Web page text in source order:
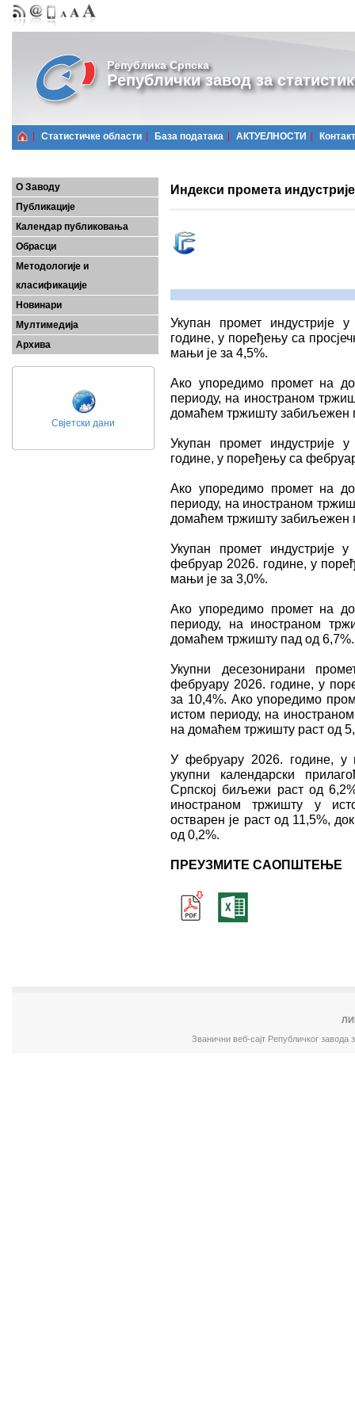
Република Српска
Републички завод за
Статистичке области Базa података АКТУЕЛНОСТИ Контакт
О Заводу
Публикације
Календар публиковања
Обрасци
Методологије и
класификације
Новинари
Мултимедија
Архива
Свјетски дани
Индекси промета
Укупан промет индустрије
године, у поређењу са
мањи је за 4,5%.
Ако упоредимо промет на
периоду, на иностраном
домаћем тржишту забиљежен
Укупан промет индустрије
године, у поређењу са
Ако упоредимо промет на
периоду, на иностраном
домаћем тржишту забиљежен
Укупан промет индустрије
фебруар 2026. године, у
мањи је за 3,0%.
Ако упоредимо промет на
периоду, на иностраном
домаћем тржишту пад од 6,7%.
Укупни десезонирани
фебруару 2026. године, у
за 10,4%. Ако упоредимо
истом периоду, на
на домаћем тржишту раст од
У фебруару 2026. године, у
укупни календарски
Српској биљежи раст од
иностраном тржишту у
остварен је раст од 11,5%,
од 0,2%.
ПРЕУЗМИТЕ САОПШТЕЊЕ
Званични веб-сајт Републичког